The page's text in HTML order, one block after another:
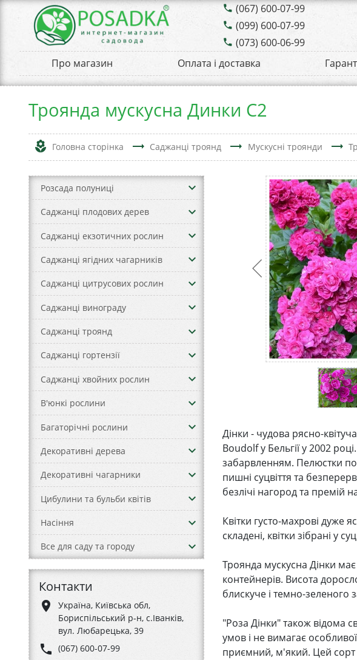
phone (067) 600-07-99
phone (099) 600-07-99
phone (073) 600-06-99
Про магазин Оплата і доставка
Троянда мускусна Динки С2
local_florist Головна сторінка trending_flat Саджанці троянд trending_flat Мускусні троянди trending_flat
Розсада полуниці keyboard_arrow_down
Саджанці плодових дерев keyboard_arrow_down
Саджанці екзотичних рослин keyboard_arrow_down
Саджанці ягідних чагарників keyboard_arrow_down
Саджанці цитрусових рослин keyboard_arrow_down
Саджанці винограду keyboard_arrow_down
Саджанці троянд keyboard_arrow_down
Саджанці гортензії keyboard_arrow_down
Саджанці хвойних рослин keyboard_arrow_down
В'юнкі рослини keyboard_arrow_down
Багаторічні рослини keyboard_arrow_down
Декоративні дерева keyboard_arrow_down
Декоративні чагарники keyboard_arrow_down
Цибулини та бульби квітів keyboard_arrow_down
Насіння keyboard_arrow_down
Все для саду та городу keyboard_arrow_down
Контакти
place
Україна, Київська обл,
Бориспільський р-н, с.Іванків,
вул. Любарецька, 39
phone (067) 600-07-99
Дінки - чудова рясно-
Boudolf у Бельгії у 2002
забарвленням. Пелюстки
пишні суцвіття та
безлічі нагород та премій
Квітки густо-махрові дуже
складені, квітки зібрані у
Троянда мускусна Дінки
контейнерів. Висота
блискуче і темно-зеленого
"Роза Дінки" також відома
умов і не вимагає
приємний, м'який. Цей сорт